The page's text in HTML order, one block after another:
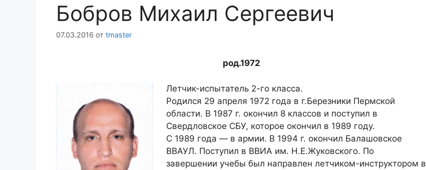
Бобров Михаил Сергеевич
07.03.2016 от tmaster
род.1972
Летчик-испытатель 2-го класса.
Родился 29 апреля 1972 года в г.Березники Пермской
области. В 1987 г. окончил 8 классов и поступил в
Свердловское СБУ, которое окончил в 1989 году.
С 1989 года — в армии. В 1994 г. окончил Балашовское
ВВАУЛ. Поступил в ВВИА им. Н.Е.Жуковского. По
завершении учебы был направлен летчиком-инструктором в